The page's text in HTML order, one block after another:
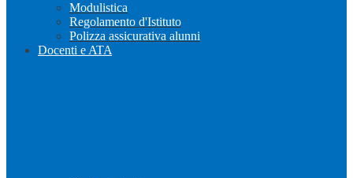
Modulistica
Regolamento d'Istituto
Polizza assicurativa alunni
Docenti e ATA